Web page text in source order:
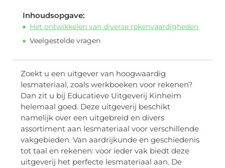
Inhoudsopgave:
Het ontwikkelen van diverse rekenvaardigheden
Veelgestelde vragen
Zoekt u een uitgever van hoogwaardig
lesmateriaal, zoals werkboeken voor rekenen?
Dan zit u bij Educatieve Uitgeverij Kinheim
helemaal goed. Deze uitgeverij beschikt
namelijk over een uitgebreid en divers
assortiment aan lesmateriaal voor verschillende
vakgebieden. Van aardrijkunde en geschiedenis
tot taal en rekenen: voor ieder vak biedt deze
uitgeverij het perfecte lesmateriaal aan. De